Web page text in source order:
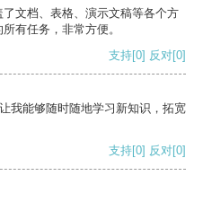
文档、表格、演示文稿等各个方
有任务，非常方便。
支持[0] 反对[0]
我能够随时随地学习新知识，拓宽
支持[0] 反对[0]